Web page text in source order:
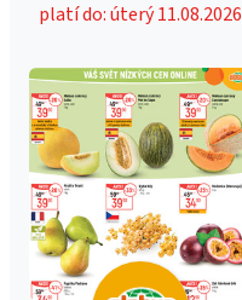
platí do: úterý 11.08.2026